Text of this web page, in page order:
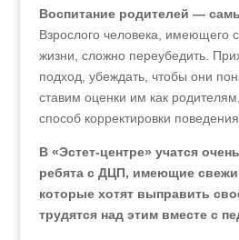
Воспитание родителей —
Взрослого человека, имеющего
жизни, сложно переубедить.
подход, убеждать, чтобы они
ставим оценки им как
способ корректировки
В «Эстет-центре» учатся
ребята с ДЦП, имеющие
которые хотят выправить
трудятся над этим вместе с